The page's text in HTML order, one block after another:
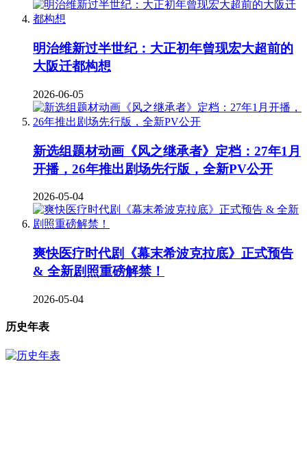
明治维新过半世纪：大正初年曾现宏大超前的
大阪迁都构想
2026-06-05
新选组题材动画《风之继承者》定档：27年1月
开播，26年推出剧场先行版，全新PV公开
2026-05-04
爽快医疗时代剧《幕末希波克拉底》正式预告
& 全新剧照重磅解禁！
2026-05-04
历史年表